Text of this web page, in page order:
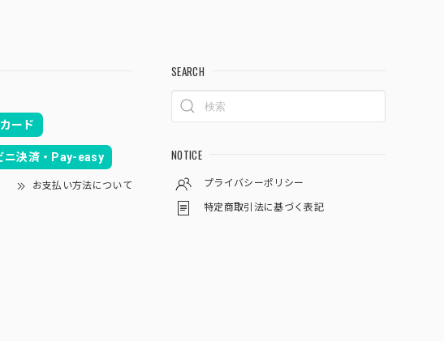
ード
ニ決済・Pay-easy
お支払い方法について
SEARCH
NOTICE
プライバシーポリシー
特定商取引法に基づく表記